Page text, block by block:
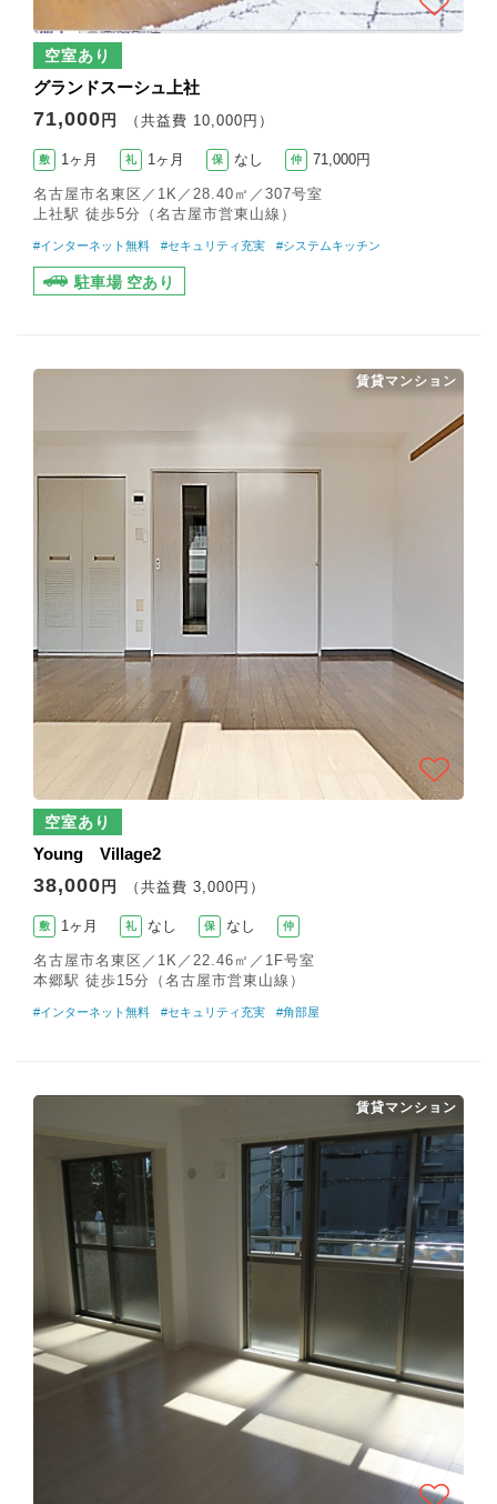
空室あり
グランドスーシュ上社
71,000 円 （共益費 10,000円）
敷 1ヶ月 礼 1ヶ月 保 なし 仲 71,000円
名古屋市名東区／1K／28.40㎡／307号室
上社駅 徒歩5分（名古屋市営東山線）
#インターネット無料 #セキュリティ充実 #システムキッチン
駐車場 空あり
空室あり
Young Village2
38,000 円 （共益費 3,000円）
敷 1ヶ月 礼 なし 保 なし 仲
名古屋市名東区／1K／22.46㎡／1F号室
本郷駅 徒歩15分（名古屋市営東山線）
賃貸マンション
#インターネット無料 #セキュリティ充実 #角部屋
賃貸マンション